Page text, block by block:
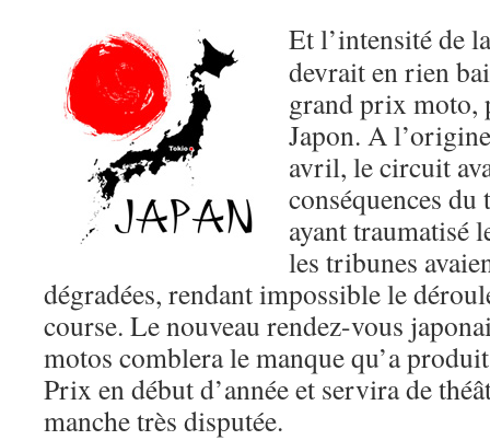
Et l’intensité de
devrait en rien
grand prix moto,
Japon. A
avril, le circuit
conséquences
ayant traumatisé
les tribunes
dégradées, rendant impossible le
course. Le nouveau rendez-vous
motos comblera le manque qu’a
Prix en début d’année et servira de
manche très disputée.